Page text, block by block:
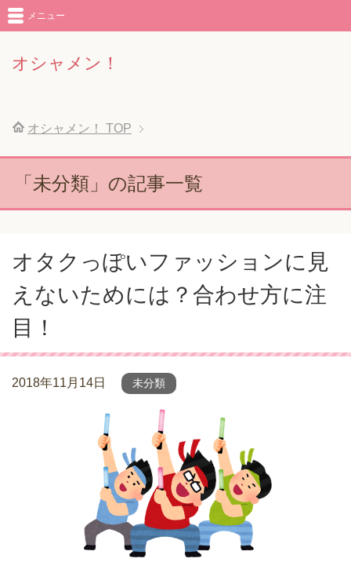
オシャメン！
メニュー
オシャメン！ TOP
「未分類」の記事一覧
オタクっぽいファッションに見
えないためには？合わせ方に注
目！
2018年11月14日 未分類